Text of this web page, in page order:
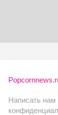
Написать нам